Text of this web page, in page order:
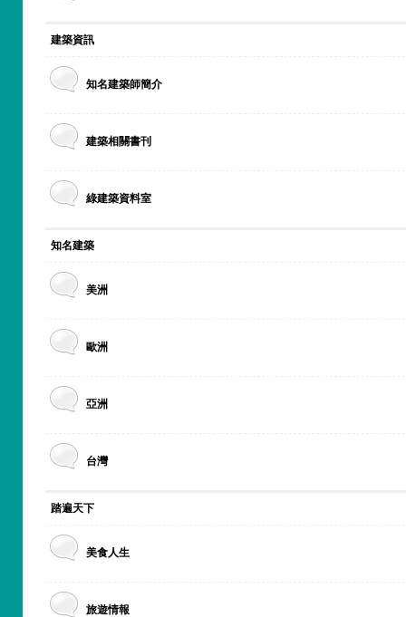
建築資訊
知名建築師簡介
建築相關書刊
綠建築資料室
知名建築
美洲
歐洲
亞洲
台灣
踏遍天下
美食人生
旅遊情報